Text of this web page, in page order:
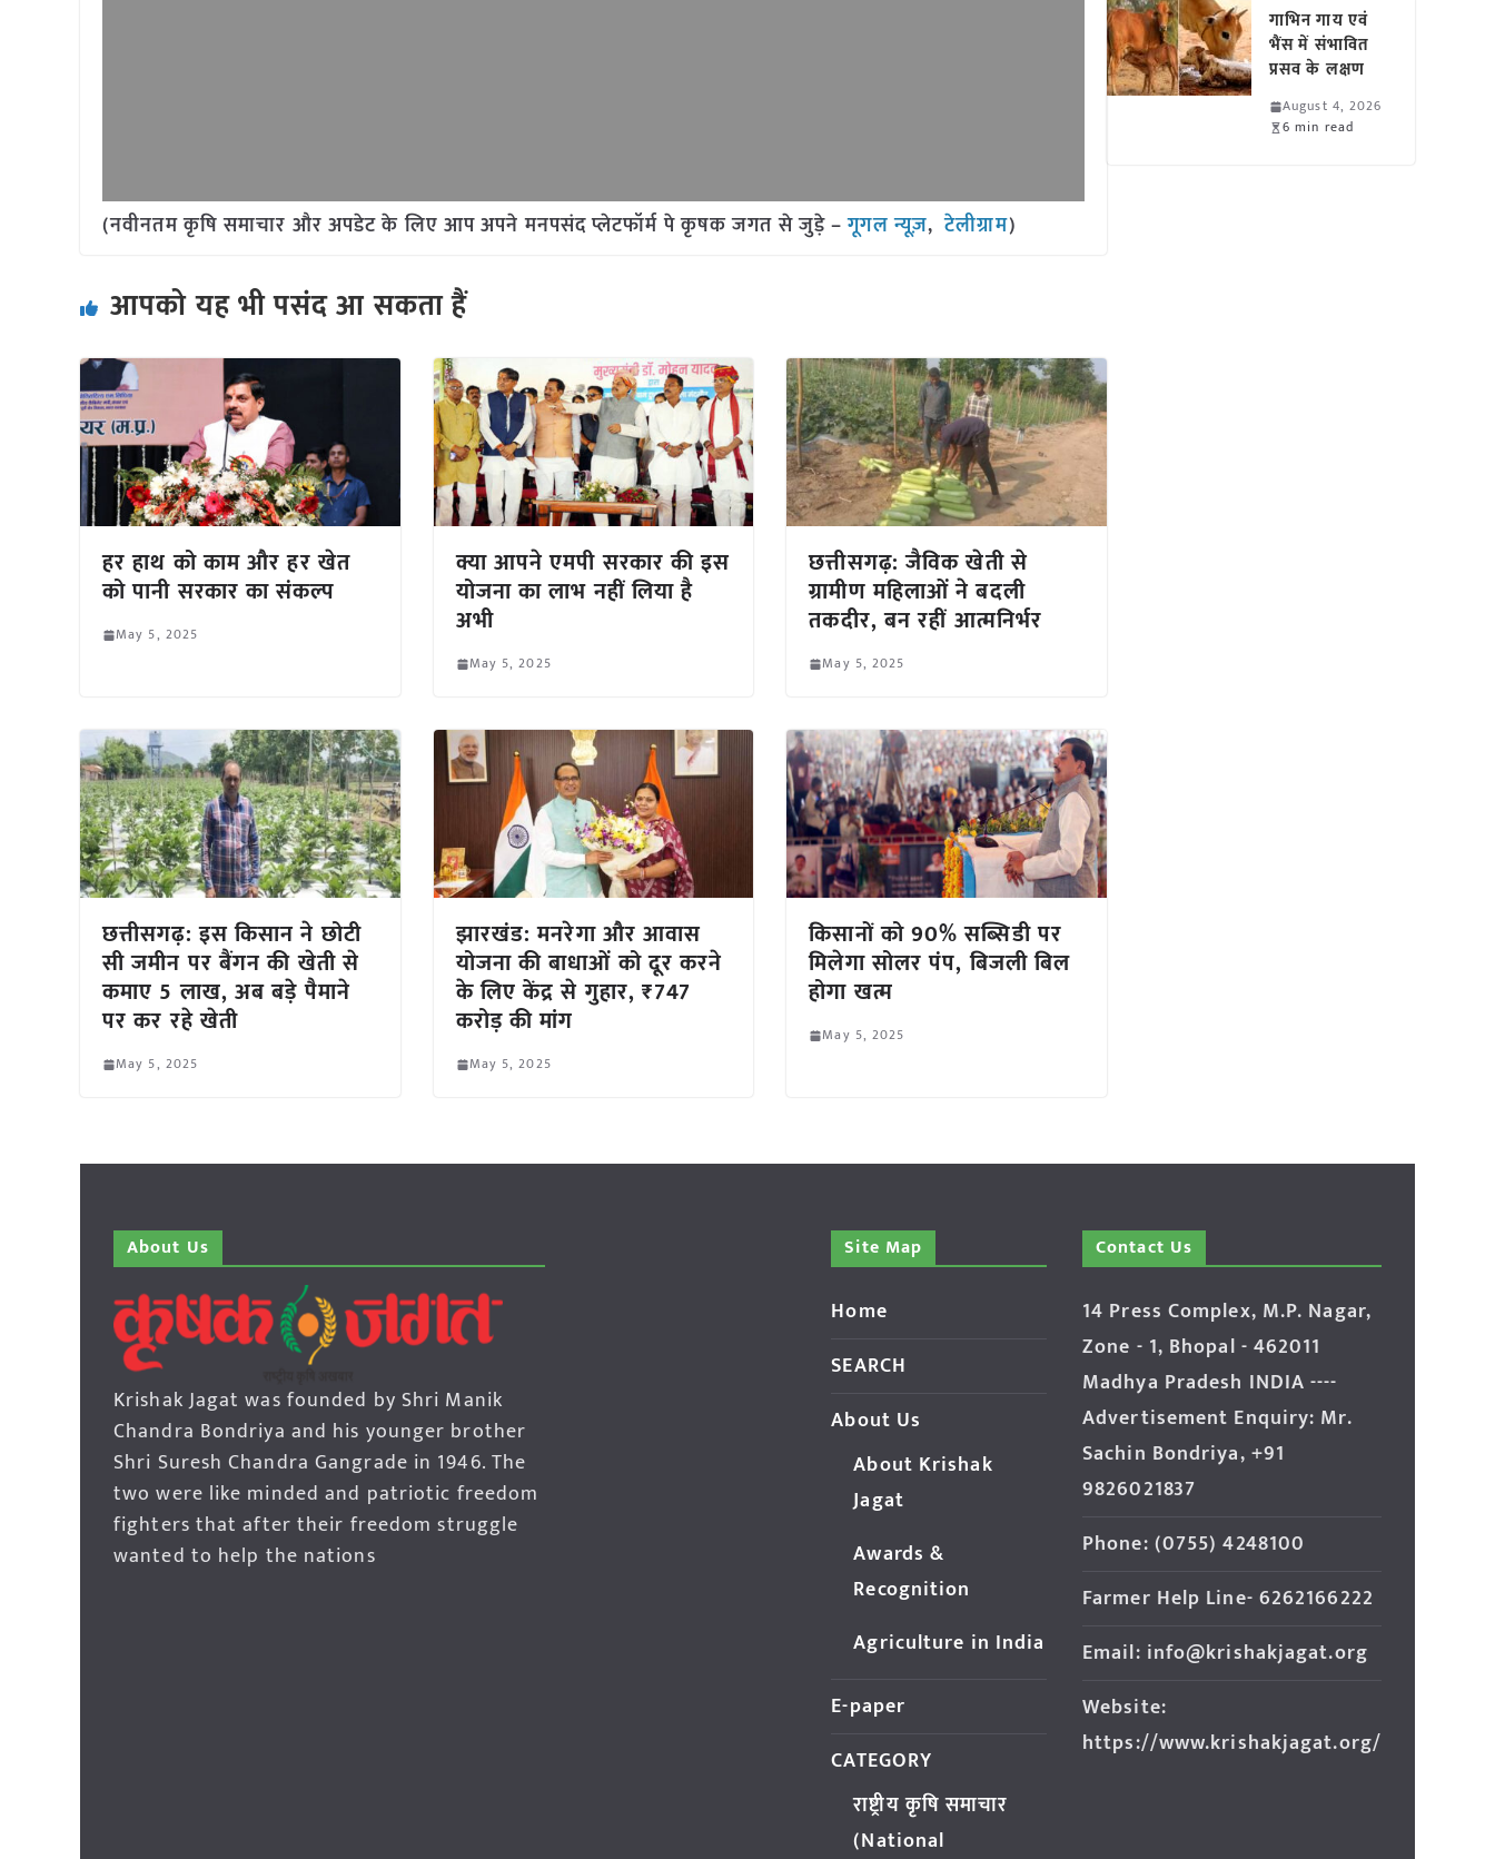
(नवीनतम कृषि समाचार और अपडेट के लिए आप अपने मनपसंद प्लेटफॉर्म पे कृषक जगत से जुड़े –गूगल न्यूज़,टेलीग्राम)
आपको यह भी पसंद आ सकता हैं
हर हाथ को काम और हर खेत
को पानी सरकार का संकल्प
May 5, 2025
क्या आपने एमपी सरकार की इस
योजना का लाभ नहीं लिया है
अभी
May 5, 2025
छत्तीसगढ़: जैविक खेती से
ग्रामीण महिलाओं ने बदली
तकदीर, बन रहीं आत्मनिर्भर
May 5, 2025
छत्तीसगढ़: इस किसान ने छोटी
सी जमीन पर बैंगन की खेती से
कमाए 5 लाख, अब बड़े पैमाने
पर कर रहे खेती
May 5, 2025
झारखंड: मनरेगा और आवास
योजना की बाधाओं को दूर करने
के लिए केंद्र से गुहार, ₹747
करोड़ की मांग
May 5, 2025
किसानों को 90% सब्सिडी पर
मिलेगा सोलर पंप, बिजली बिल
होगा खत्म
May 5, 2025
गाभिन गाय एवं
भैंस में संभावित
प्रसव के लक्षण
August 4, 2026
6 min read
About Us
Krishak Jagat was founded by Shri Manik
Chandra Bondriya and his younger brother
Shri Suresh Chandra Gangrade in 1946. The
two were like minded and patriotic freedom
fighters that after their freedom struggle
wanted to help the nations
Site Map
Home
SEARCH
About Us
About Krishak
Jagat
Awards &
Recognition
Agriculture in India
E-paper
CATEGORY
राष्ट्रीय कृषि समाचार
(National
Contact Us
14 Press Complex, M.P. Nagar,
Zone - 1, Bhopal - 462011
Madhya Pradesh INDIA ----
Advertisement Enquiry: Mr.
Sachin Bondriya, +91
9826021837
Phone: (0755) 4248100
Farmer Help Line- 6262166222
Email: info@krishakjagat.org
Website:
https://www.krishakjagat.org/